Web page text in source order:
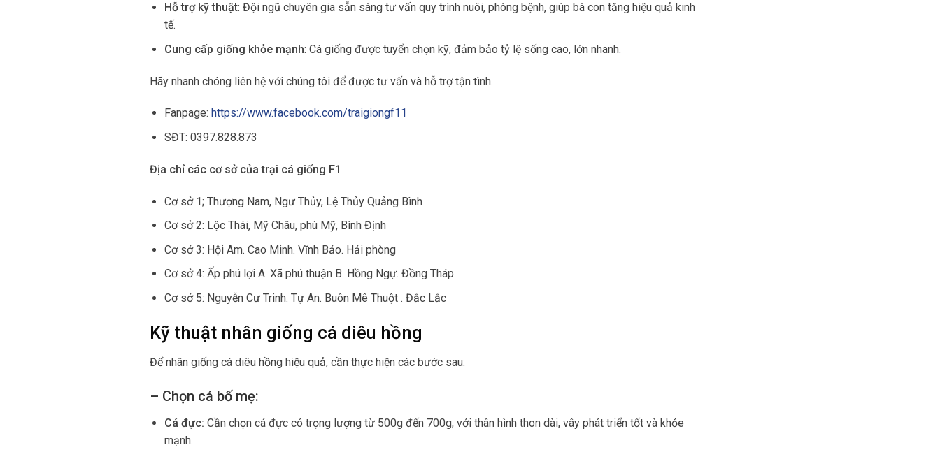
Hỗ trợ kỹ thuật: Đội ngũ chuyên gia sẵn sàng tư vấn quy trình nuôi, phòng bệnh, giúp bà con tăng hiệu quả kinh
tế.
Cung cấp giống khỏe mạnh: Cá giống được tuyển chọn kỹ, đảm bảo tỷ lệ sống cao, lớn nhanh.
Hãy nhanh chóng liên hệ với chúng tôi để được tư vấn và hỗ trợ tận tình.
Fanpage: https://www.facebook.com/traigiongf11
SĐT: 0397.828.873
Địa chỉ các cơ sở của trại cá giống F1
Cơ sở 1; Thượng Nam, Ngư Thủy, Lệ Thủy Quảng Bình
Cơ sở 2: Lộc Thái, Mỹ Châu, phù Mỹ, Bình Định
Cơ sở 3: Hội Am. Cao Minh. Vĩnh Bảo. Hải phòng
Cơ sở 4: Ấp phú lợi A. Xã phú thuận B. Hồng Ngự. Đồng Tháp
Cơ sở 5: Nguyễn Cư Trinh. Tự An. Buôn Mê Thuột . Đắc Lắc
Kỹ thuật nhân giống cá diêu hồng
Để nhân giống cá diêu hồng hiệu quả, cần thực hiện các bước sau:
– Chọn cá bố mẹ:
Cá đực: Cần chọn cá đực có trọng lượng từ 500g đến 700g, với thân hình thon dài, vây phát triển tốt và khỏe
mạnh.